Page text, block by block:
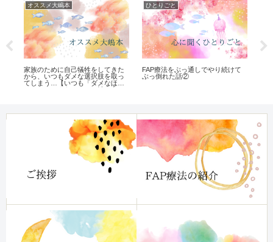
オススメ大嶋本
家族のために自己犠牲をしてきた
から、いつもダメな選択肢を取っ
てしまう…【いつも「ダメなほう
ひとりごと
FAP療法をぶっ通しでやり続けて
ぶっ倒れた話②